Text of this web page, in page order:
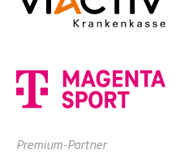
Premium-Partner